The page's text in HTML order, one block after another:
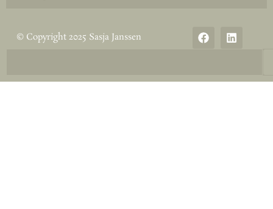
© Copyright 2025 Sasja Janssen